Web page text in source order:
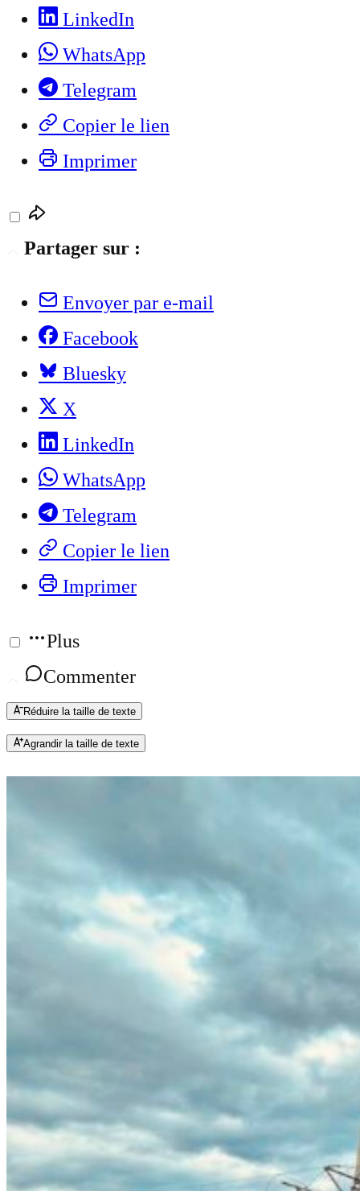
LinkedIn
WhatsApp
Telegram
Copier le lien
Imprimer
Partager sur :
Envoyer par e-mail
Facebook
Bluesky
X
LinkedIn
WhatsApp
Telegram
Copier le lien
Imprimer
Plus
Commenter
Réduire la taille de texte
Agrandir la taille de texte